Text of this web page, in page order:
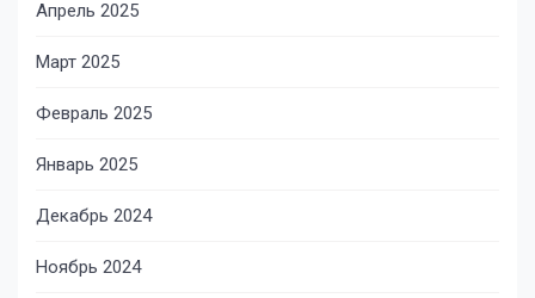
Апрель 2025
Март 2025
Февраль 2025
Январь 2025
Декабрь 2024
Ноябрь 2024